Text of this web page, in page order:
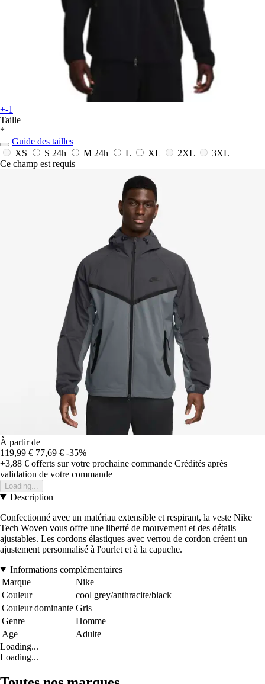
+-1
Taille
*
Guide des tailles
XS
S 24h M 24h L XL 2XL
3XL
Ce champ est requis
À partir de
119,99 € 77,69 € -35%
+3,88 € offerts sur votre prochaine commande Crédités après
validation de votre commande
Loading...
Description
Confectionné avec un matériau extensible et respirant, la veste Nike
Tech Woven vous offre une liberté de mouvement et des détails
ajustables. Les cordons élastiques avec verrou de cordon créent un
ajustement personnalisé à l'ourlet et à la capuche.
Informations complémentaires
Marque
Nike
Couleur
cool grey/anthracite/black
Couleur dominante Gris
Genre
Homme
Age
Adulte
Loading...
Loading...